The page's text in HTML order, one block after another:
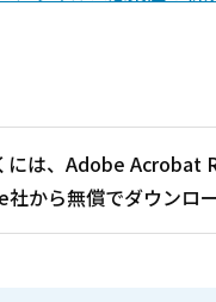
は、Adobe Acrobat
から無償でダウンロー